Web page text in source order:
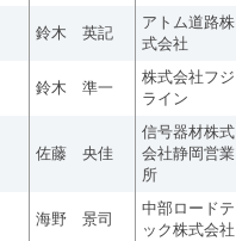
鈴木 英記
アトム道路株
式会社
鈴木 準一
株式会社フジ
ライン
佐藤 央佳
信号器材株式
会社静岡営業
所
海野 景司
中部ロードテ
ック株式会社